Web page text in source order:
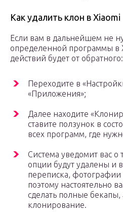
Как удалить клон в Xiaomi
Если вам в дальнейшем не
определенной программы в
действий будет от обратного:
Переходите в
«Приложения»;
Далее находите
ставите ползунок в
всех программ, где
Система уведомит вас о
опции будут удалены и
переписка,
поэтому настоятельно
сделать полные
клонирование.